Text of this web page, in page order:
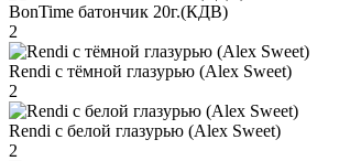
BonTime батончик 20г.(КДВ)
2
Rendi с тёмной глазурью (Alex Sweet)
2
Rendi с белой глазурью (Alex Sweet)
2